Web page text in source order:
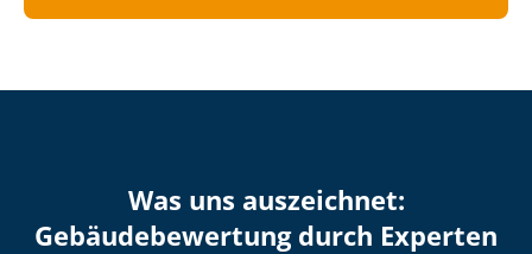
Was uns auszeichnet:
Ge­bäu­de­be­wer­tung durch Experten